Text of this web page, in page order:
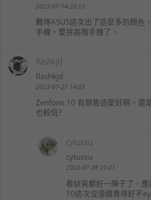
2023-07-14 20:12
難得ASUS這次出了這麼多的顏色
手機，要拚高階手機了。
flashkjd
flashkjd
2023-07-27 14:03
Zenfone 10 有銷售這麼好啊，還
也較低?
cytusxu
cytusxu
2023-07-28 21:41
看缺貨都好一陣子了，
10這次沒漲價賣得好不ey